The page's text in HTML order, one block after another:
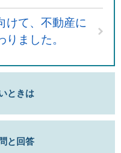
けて、不動産に
ました。
ときは
と回答